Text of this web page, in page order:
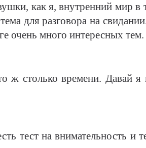
как я, внутренний мир в
для разговора на
очень много интересных тем.
ж столько времени. Давай я
тест на внимательность